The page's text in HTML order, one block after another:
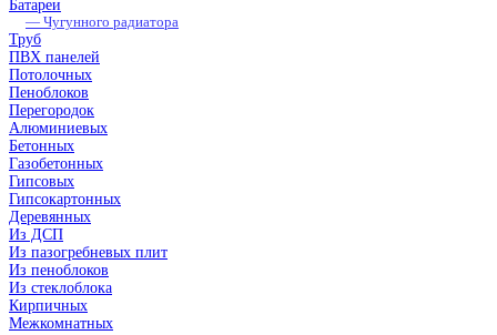
Батареи
— Чугунного радиатора
Труб
ПВХ панелей
Потолочных
Пеноблоков
Перегородок
Алюминиевых
Бетонных
Газобетонных
Гипсовых
Гипсокартонных
Деревянных
Из ДСП
Из пазогребневых плит
Из пеноблоков
Из стеклоблока
Кирпичных
Межкомнатных